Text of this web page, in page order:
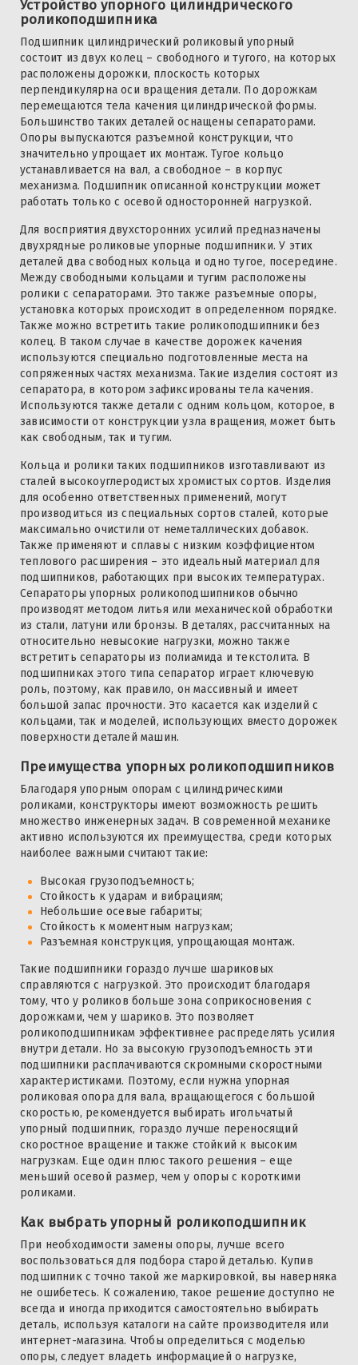
Устройство упорного цилиндрического
роликоподшипника
Подшипник цилиндрический роликовый упорный
состоит из двух колец – свободного и тугого, на которых
расположены дорожки, плоскость которых
перпендикулярна оси вращения детали. По дорожкам
перемещаются тела качения цилиндрической формы.
Большинство таких деталей оснащены сепараторами.
Опоры выпускаются разъемной конструкции, что
значительно упрощает их монтаж. Тугое кольцо
устанавливается на вал, а свободное – в корпус
механизма. Подшипник описанной конструкции может
работать только с осевой односторонней нагрузкой.
Для восприятия двухсторонних усилий предназначены
двухрядные роликовые упорные подшипники. У этих
деталей два свободных кольца и одно тугое, посередине.
Между свободными кольцами и тугим расположены
ролики с сепараторами. Это также разъемные опоры,
установка которых происходит в определенном порядке.
Также можно встретить такие роликоподшипники без
колец. В таком случае в качестве дорожек качения
используются специально подготовленные места на
сопряженных частях механизма. Такие изделия состоят из
сепаратора, в котором зафиксированы тела качения.
Используются также детали с одним кольцом, которое, в
зависимости от конструкции узла вращения, может быть
как свободным, так и тугим.
Кольца и ролики таких подшипников изготавливают из
сталей высокоуглеродистых хромистых сортов. Изделия
для особенно ответственных применений, могут
производиться из специальных сортов сталей, которые
максимально очистили от неметаллических добавок.
Также применяют и сплавы с низким коэффициентом
теплового расширения – это идеальный материал для
подшипников, работающих при высоких температурах.
Сепараторы упорных роликоподшипников обычно
производят методом литья или механической обработки
из стали, латуни или бронзы. В деталях, рассчитанных на
относительно невысокие нагрузки, можно также
встретить сепараторы из полиамида и текстолита. В
подшипниках этого типа сепаратор играет ключевую
роль, поэтому, как правило, он массивный и имеет
большой запас прочности. Это касается как изделий с
кольцами, так и моделей, использующих вместо дорожек
поверхности деталей машин.
Преимущества упорных роликоподшипников
Благодаря упорным опорам с цилиндрическими
роликами, конструкторы имеют возможность решить
множество инженерных задач. В современной механике
активно используются их преимущества, среди которых
наиболее важными считают такие:
Высокая грузоподъемность;
Стойкость к ударам и вибрациям;
Небольшие осевые габариты;
Стойкость к моментным нагрузкам;
Разъемная конструкция, упрощающая монтаж.
Такие подшипники гораздо лучше шариковых
справляются с нагрузкой. Это происходит благодаря
тому, что у роликов больше зона соприкосновения с
дорожками, чем у шариков. Это позволяет
роликоподшипникам эффективнее распределять усилия
внутри детали. Но за высокую грузоподъемность эти
подшипники расплачиваются скромными скоростными
характеристиками. Поэтому, если нужна упорная
роликовая опора для вала, вращающегося с большой
скоростью, рекомендуется выбирать игольчатый
упорный подшипник, гораздо лучше переносящий
скоростное вращение и также стойкий к высоким
нагрузкам. Еще один плюс такого решения – еще
меньший осевой размер, чем у опоры с короткими
роликами.
Как выбрать упорный роликоподшипник
При необходимости замены опоры, лучше всего
воспользоваться для подбора старой деталью. Купив
подшипник с точно такой же маркировкой, вы наверняка
не ошибетесь. К сожалению, такое решение доступно не
всегда и иногда приходится самостоятельно выбирать
деталь, используя каталоги на сайте производителя или
интернет-магазина. Чтобы определиться с моделью
опоры, следует владеть информацией о нагрузке,